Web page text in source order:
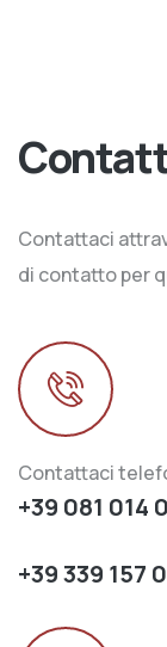
Contattaci
di contatto per
Contattaci
+39 081 014
+39 339 157